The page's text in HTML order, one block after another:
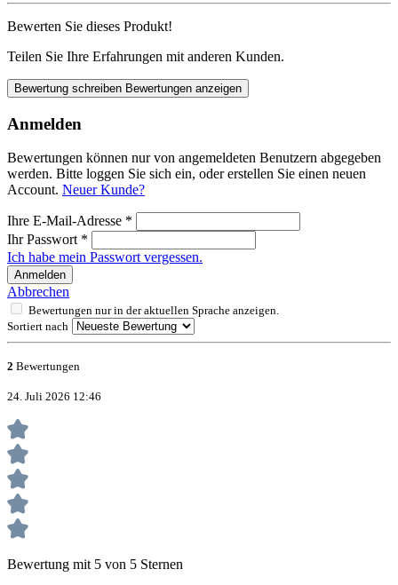
Bewerten Sie dieses Produkt!
Teilen Sie Ihre Erfahrungen mit anderen Kunden.
Bewertung schreiben Bewertungen anzeigen
Anmelden
Bewertungen können nur von angemeldeten Benutzern abgegeben
werden. Bitte loggen Sie sich ein, oder erstellen Sie einen neuen
Account. Neuer Kunde?
Ihre E-Mail-Adresse *
Ihr Passwort *
Ich habe mein Passwort vergessen.
Anmelden
Abbrechen
Bewertungen nur in der aktuellen Sprache anzeigen.
Sortiert nach
2 Bewertungen
24. Juli 2026 12:46
Bewertung mit 5 von 5 Sternen